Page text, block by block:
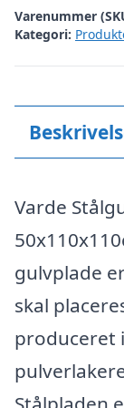
Varenummer
Kategori:
Varde
gulvplade
skal
produceret